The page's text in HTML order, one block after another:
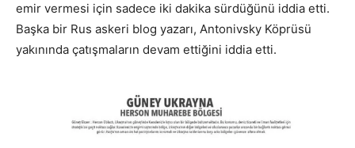
emir vermesi için sadece iki dakika sürdüğünü iddia etti.
Başka bir Rus askeri blog yazarı, Antonivsky Köprüsü
yakınında çatışmaların devam ettiğini iddia etti.